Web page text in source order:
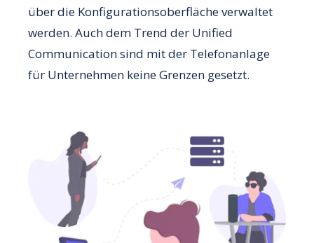
über die Konfigurationsoberfläche verwaltet
werden. Auch dem Trend der Unified
Communication sind mit der Telefonanlage
für Unternehmen keine Grenzen gesetzt.